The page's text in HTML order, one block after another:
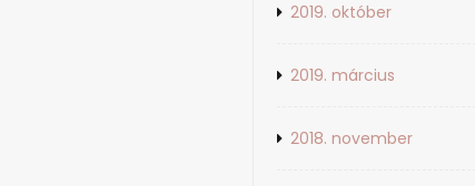
2019. október
2019. március
2018. november